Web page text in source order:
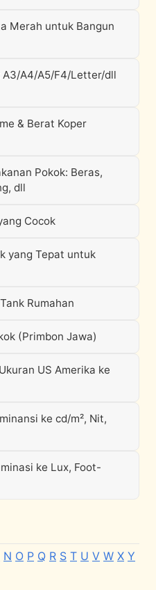
Merah untuk Bangun
A4/A5/F4/Letter/dll
& Berat Koper
Pokok: Beras,
dll
Cocok
yang Tepat untuk
Rumahan
(Primbon Jawa)
US Amerika ke
ke cd/m², Nit,
ke Lux, Foot-
N O P Q R S T U V W X Y